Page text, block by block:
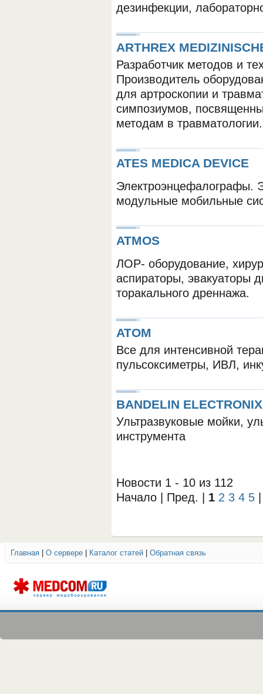
ОБОРУДОВАНИЯ МЕДКОМ
дезинфекции,
ARTHREX
Разработчик методов и
Производитель
для артроскопии и
симпозиумов,
методам в
ATES MEDICA DEVICE
Электроэнцефалографы.
модульные мобильные
ATMOS
ЛОР- оборудование,
аспираторы, эвакуаторы
торакального дреннажа.
ATOM
Все для интенсивной
пульсоксиметры, ИВЛ,
BANDELIN ELECTRONIX
Ультразвуковые мойки,
инструмента
Новости 1 - 10 из 112
Начало | Пред. | 1 2 3 4 5
Главная О сервере Каталог статей Обратная связь